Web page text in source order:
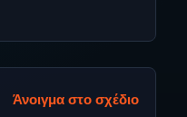
Άνοιγμα στο σχέδιο